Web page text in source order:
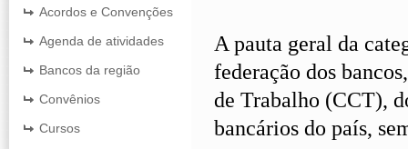
Acordos e Convenções
Agenda de atividades
Bancos da região
Convênios
Cursos
A pauta geral da
federação dos
de Trabalho (CCT),
bancários do país,